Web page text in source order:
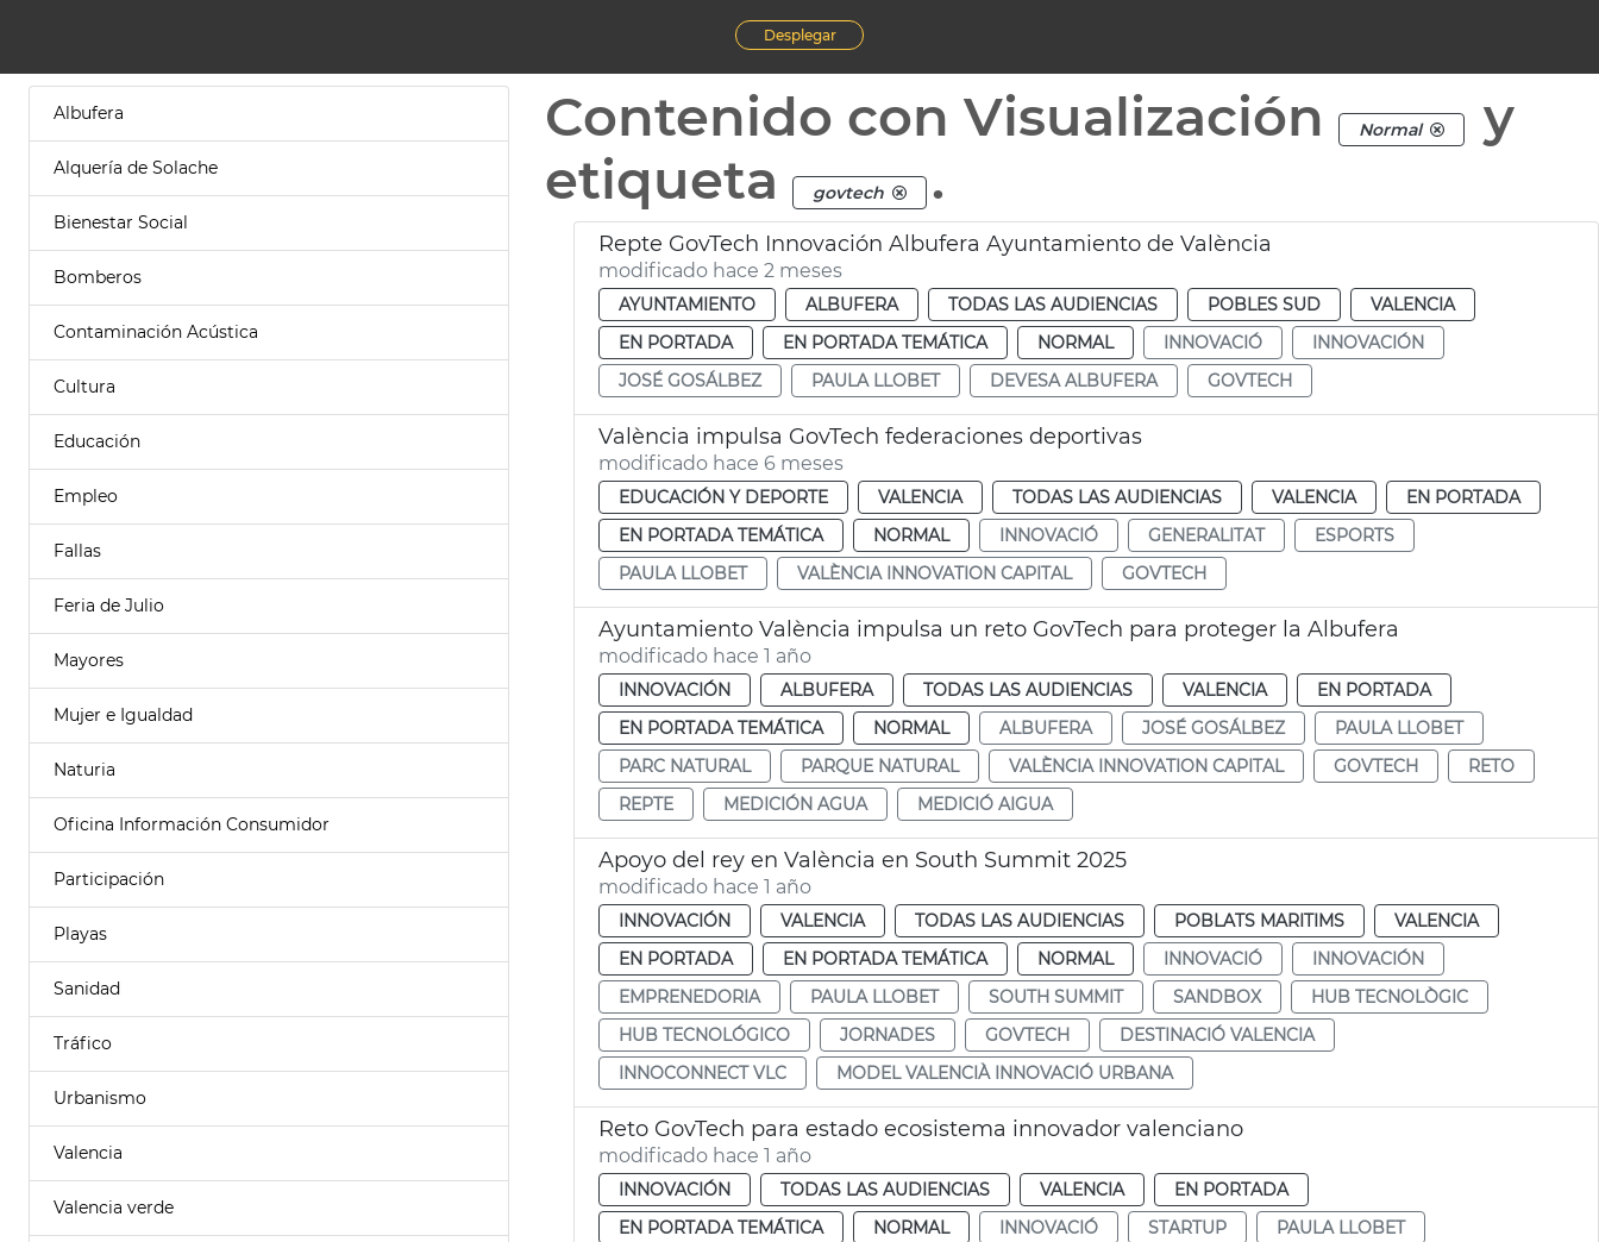
Desplegar
Albufera
Alquería de Solache
Bienestar Social
Bomberos
Contaminación Acústica
Cultura
Educación
Empleo
Fallas
Feria de Julio
Mayores
Mujer e Igualdad
Naturia
Oficina Información Consumidor
Participación
Playas
Sanidad
Tráfico
Urbanismo
Valencia
Valencia verde
Contenido con Visualización Normal
y
etiqueta
govtech .
Repte GovTech Innovación Albufera Ayuntamiento de València
modificado hace 2 meses
AYUNTAMIENTO ALBUFERA TODAS LAS AUDIENCIAS POBLES SUD
VALENCIA
EN PORTADA
EN PORTADA TEMÁTICA NORMAL INNOVACIÓ
INNOVACIÓN
JOSÉ GOSÁLBEZ
PAULA LLOBET DEVESA ALBUFERA GOVTECH
València impulsa GovTech federaciones deportivas
modificado hace 6 meses
EDUCACIÓN Y DEPORTE VALENCIA TODAS LAS AUDIENCIAS VALENCIA
EN PORTADA
EN PORTADA TEMÁTICA
NORMAL INNOVACIÓ GENERALITAT
ESPORTS
PAULA LLOBET
VALÈNCIA INNOVATION CAPITAL GOVTECH
Ayuntamiento València impulsa un reto GovTech para proteger la Albufera
modificado hace 1 año
INNOVACIÓN ALBUFERA TODAS LAS AUDIENCIAS VALENCIA
EN PORTADA
EN PORTADA TEMÁTICA
NORMAL ALBUFERA JOSÉ GOSÁLBEZ
PAULA LLOBET
PARC NATURAL
PARQUE NATURAL VALÈNCIA INNOVATION CAPITAL GOVTECH
RETO
REPTE
MEDICIÓN AGUA MEDICIÓ AIGUA
Apoyo del rey en València en South Summit 2025
modificado hace 1 año
INNOVACIÓN VALENCIA TODAS LAS AUDIENCIAS POBLATS MARITIMS
VALENCIA
EN PORTADA
EN PORTADA TEMÁTICA NORMAL INNOVACIÓ
INNOVACIÓN
EMPRENEDORIA
PAULA LLOBET SOUTH SUMMIT SANDBOX
HUB TECNOLÒGIC
HUB TECNOLÓGICO
JORNADES GOVTECH
DESTINACIÓ VALENCIA
INNOCONNECT VLC
MODEL VALENCIÀ INNOVACIÓ URBANA
Reto GovTech para estado ecosistema innovador valenciano
modificado hace 1 año
INNOVACIÓN TODAS LAS AUDIENCIAS VALENCIA
EN PORTADA
EN PORTADA TEMÁTICA
NORMAL INNOVACIÓ STARTUP
PAULA LLOBET